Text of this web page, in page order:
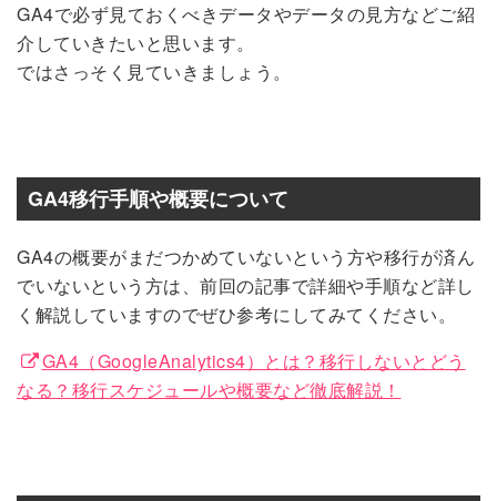
GA4で必ず見ておくべきデータやデータの見方などご紹
介していきたいと思います。
ではさっそく見ていきましょう。
GA4移行手順や概要について
GA4の概要がまだつかめていないという方や移行が済ん
でいないという方は、前回の記事で詳細や手順など詳し
く解説していますのでぜひ参考にしてみてください。
GA4（GoogleAnalytics4）とは？移行しないとどう
なる？移行スケジュールや概要など徹底解説！